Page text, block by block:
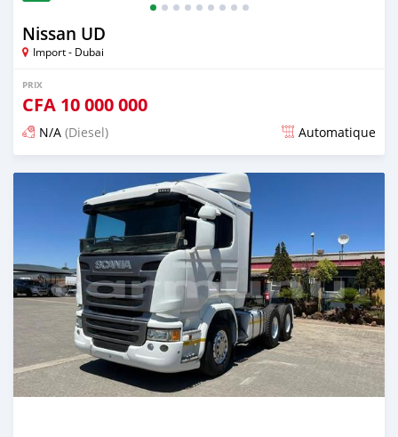
Nissan UD
Import - Dubai
PRIX
CFA 10 000 000
N/A (Diesel) Automatique
Publié il y a plus de 2 ans